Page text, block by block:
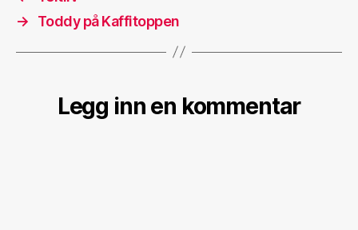
→
Toddy på Kaffitoppen
Legg inn en kommentar